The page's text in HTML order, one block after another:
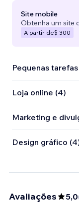
Site mobile
Obtenha um site
A partir de$ 300
Pequenas
Loja online (4)
Marketing e
Design gráfico
Avaliações 5,0